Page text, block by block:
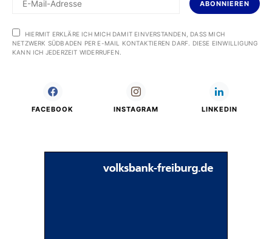
ABONNIEREN
HIERMIT ERKLÄRE ICH MICH DAMIT EINVERSTANDEN, DASS MICH
NETZWERK SÜDBADEN PER E-MAIL KONTAKTIEREN DARF. DIESE EINWILLIGUNG
KANN ICH JEDERZEIT WIDERRUFEN.
FACEBOOK INSTAGRAM LINKEDIN